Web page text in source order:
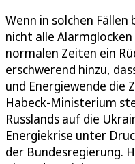
Wenn in solchen
nicht alle
normalen Zeiten ein
erschwerend hinzu,
und Energiewende die
Habeck-Ministerium
Russlands auf die
Energiekrise unter
der Bundesregierung.